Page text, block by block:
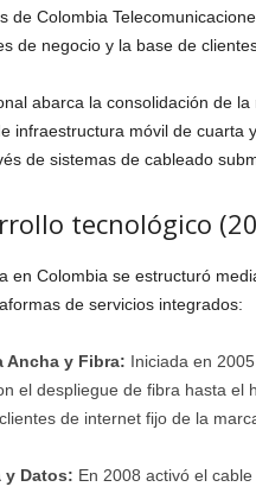
de Colombia
de negocio y la base de
abarca la consolidación de
infraestructura móvil de cuarta
de sistemas de cableado
tecnológico
en Colombia se estructuró
de servicios integrados:
Ancha y Fibra: Iniciada en
el despliegue de fibra hasta el
de internet fijo de la
y Datos: En 2008 activó el